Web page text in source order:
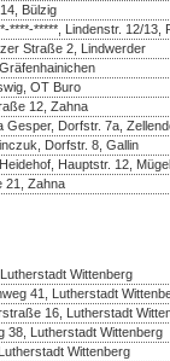
Bülzig
****-*****, Lindenstr. 12/13,
Straße 2, Lindwerder
OT Buro
12, Zahna
Dorfstr. 7a,
Dorfstr. 8, Gallin
Hauptstr. 12,
21, Zahna
Wittenberg
41, Lutherstadt
16, Lutherstadt
38, Lutherstadt Wittenberg
Wittenberg